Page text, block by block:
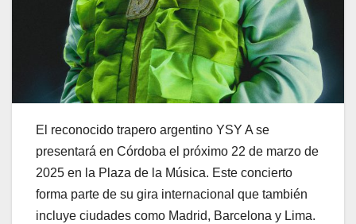
El reconocido trapero argentino YSY A se
presentará en Córdoba el próximo 22 de marzo de
2025 en la Plaza de la Música. Este concierto
forma parte de su gira internacional que también
incluye ciudades como Madrid, Barcelona y Lima.